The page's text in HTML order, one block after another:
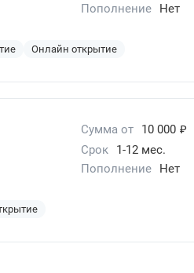
Пополнение
Нет
Онлайн открытие
Сумма от 10 000 ₽
Срок
1-12 мес.
Пополнение
Нет